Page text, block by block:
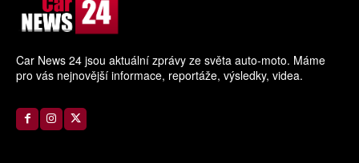
Car News 24 jsou aktuální zprávy ze světa auto-moto. Máme
pro vás nejnovější informace, reportáže, výsledky, videa.